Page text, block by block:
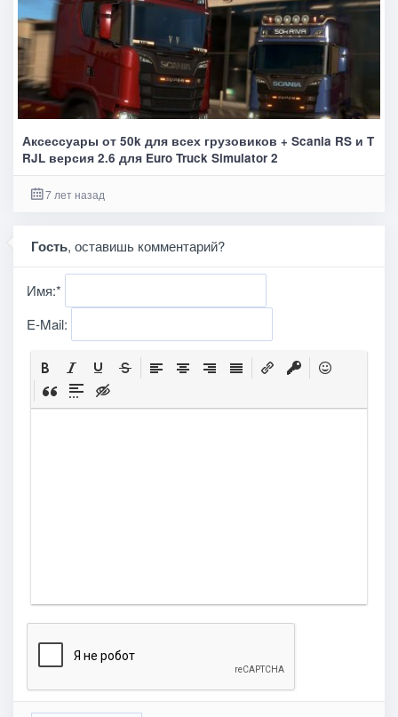
Аксессуары от 50k для всех грузовиков + Scania RS и T
RJL версия 2.6 для Euro Truck Simulator 2
7 лет назад
Гость, оставишь комментарий?
Имя:*
E-Mail: